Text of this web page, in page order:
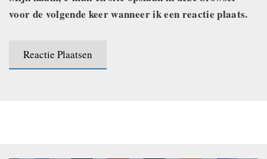
voor de volgende keer wanneer ik een reactie plaats.